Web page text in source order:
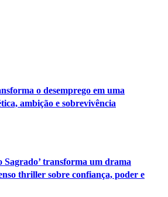
o desemprego em uma
ambição e sobrevivência
Sagrado’ transforma um drama
thriller sobre confiança, poder e